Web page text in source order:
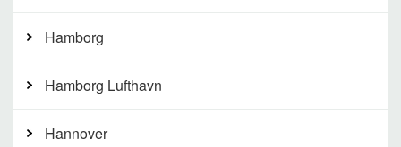
Hamborg
Hamborg Lufthavn
Hannover